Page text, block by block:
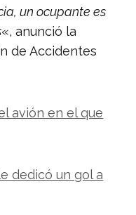
un ocupante es
«, anunció la
de Accidentes
avión en el que
dedicó un gol a